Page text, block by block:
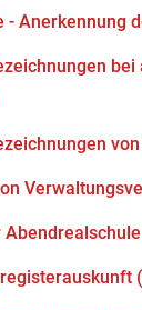
Anerkennung